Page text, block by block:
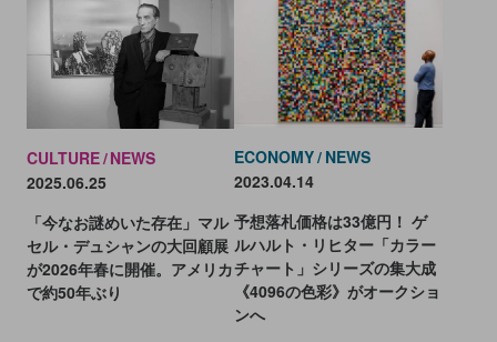
CULTURE NEWS
2025.06.25
「今なお謎めいた存在」マル
セル・デュシャンの大回顧展
が2026年春に開催。アメリカ
で約50年ぶり
ECONOMY NEWS
2023.04.14
予想落札価格は33億円！ ゲ
ルハルト・リヒター「カラー
チャート」シリーズの集大成
《4096の色彩》がオークショ
ンへ